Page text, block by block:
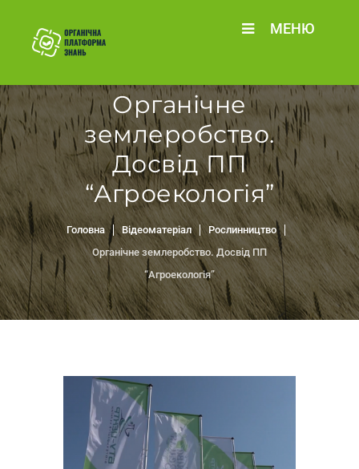
МЕНЮ
Органічне
землеробство.
Досвід ПП
“Агроекологія”
Головна Відеоматеріал
Рослинництво
Органічне землеробство. Досвід ПП
“Агроекологія”